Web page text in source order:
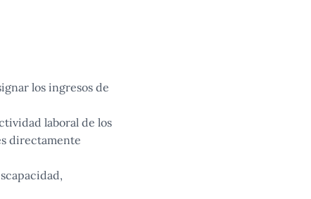
los ingresos de
laboral de los
directamente